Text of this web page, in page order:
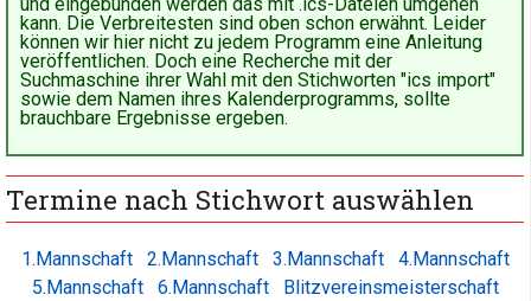
kann. Die Verbreitesten sind oben schon erwähnt. Leider
können wir hier nicht zu jedem Programm eine Anleitung
veröffentlichen. Doch eine Recherche mit der
Suchmaschine ihrer Wahl mit den Stichworten "ics import"
sowie dem Namen ihres Kalenderprogramms, sollte
brauchbare Ergebnisse ergeben.
Termine nach Stichwort auswählen
1.Mannschaft 2.Mannschaft 3.Mannschaft
4.Mannschaft
5.Mannschaft
6.Mannschaft
Blitzvereinsmeisterschaft